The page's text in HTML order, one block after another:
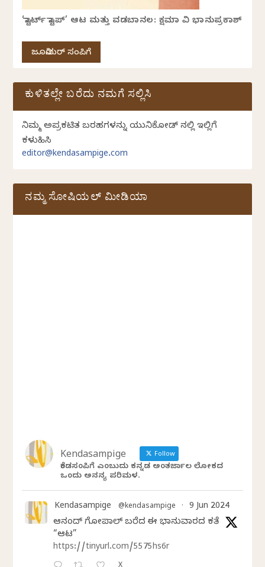
‘ಸ್ಟಾರ್ಟ್ ಸ್ಟಾಪ್’ ಆಟ ಮತ್ತು ವಡಬಾನಲ: ಕ್ಷಮಾ ವಿ ಭಾನುಪ್ರಕಾಶ್
ಜೂನಿಯರ್ ಸಂಪಿಗೆ
ಕುಳಿತಲ್ಲೇ ಬರೆದು ನಮಗೆ ಸಲ್ಲಿಸಿ
ನಿಮ್ಮ ಅಪ್ರಕಟಿತ ಬರಹಗಳನ್ನು ಯುನಿಕೋಡ್ ನಲ್ಲಿ ಇಲ್ಲಿಗೆ
ಕಳುಹಿಸಿ
editor@kendasampige.com
ನಮ್ಮ ಸೋಷಿಯಲ್‌ ಮೀಡಿಯಾ
Kendasampige Follow
ಕೆಂಡಸಂಪಿಗೆ ಎಂಬುದು ಕನ್ನಡ ಅಂತರ್ಜಾಲ ಲೋಕದ
ಒಂದು ಅನನ್ಯ ಪರಿಮಳ.
Kendasampige @kendasampige · 9 Jun 2024
ಆನಂದ್‌ ಗೋಪಾಲ್‌ ಬರೆದ ಈ ಭಾನುವಾರದ ಕತೆ
“ಆಟ”
https://tinyurl.com/5575hs6r